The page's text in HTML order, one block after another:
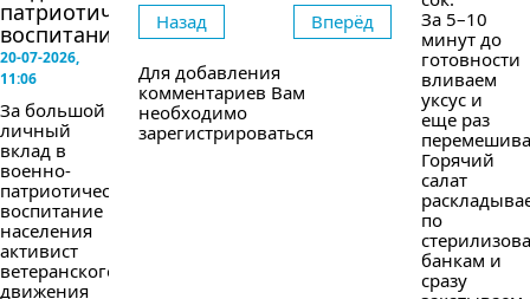
патриотическое
воспитание
20-07-2026,
11:06
За большой
личный
вклад в
военно-
патриотическое
воспитание
населения
активист
ветеранского
движения
Назад Вперёд
Для добавления
комментариев Вам
необходимо
зарегистрироваться
За 5–10
минут до
готовности
вливаем
уксус и
еще раз
Горячий
салат
по
банкам и
сразу